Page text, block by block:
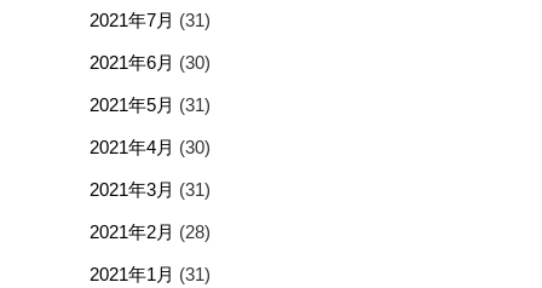
2021年7月 (31)
2021年6月 (30)
2021年5月 (31)
2021年4月 (30)
2021年3月 (31)
2021年2月 (28)
2021年1月 (31)